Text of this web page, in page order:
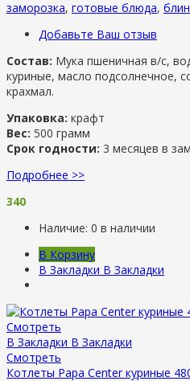
заморозка, готовые блюда,
Добавьте Ваш отзыв
Состав: Мука пшеничная в/с,
куриные, масло подсолнечное,
крахмал.
Упаковка: крафт
Вес: 500 грамм
Срок годности: 3 месяцев в
Подробнее >>
340
Наличие: 0 в наличии
В Корзину
В Закладки В Закладки
Смотреть
В Закладки В Закладки
Смотреть
Котлеты Papa Center куриные